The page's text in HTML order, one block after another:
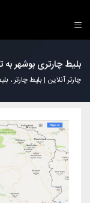
بلیط چارتری بوشهر به
چارتر آنلاین | بلیط چارتر ،